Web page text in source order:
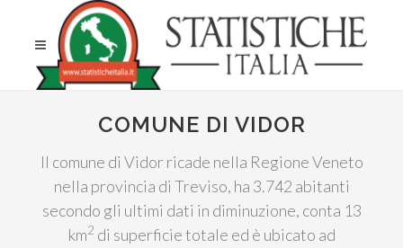
COMUNE DI VIDOR
Il comune di Vidor ricade nella Regione Veneto
nella provincia di Treviso, ha 3.742 abitanti
secondo gli ultimi dati in diminuzione, conta 13
km2 di superficie totale ed è ubicato ad